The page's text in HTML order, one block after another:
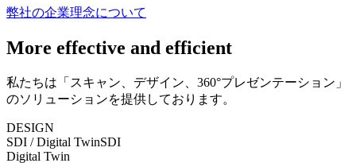
弊社の企業理念について
More effective and efficient
私たちは「スキャン、デザイン、360°プレゼンテーション」
のソリューションを提供しております。
DESIGN
SDI / Digital TwinSDI
Digital Twin